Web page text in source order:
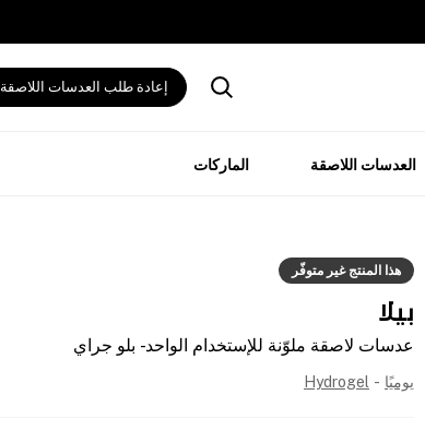
إعادة طلب العدسات اللاصقة
العدسات اللاصقة الماركات
هذا المنتج غير متوفّر
بيلا
عدسات لاصقة ملوّنة للإستخدام الواحد - بلو جراي
يوميًا -
Hydrogel